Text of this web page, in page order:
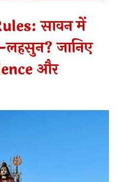
सावन में
लहसुन? जानिए
और